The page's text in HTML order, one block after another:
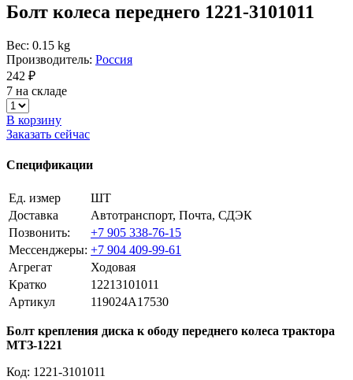
Болт колеса переднего 1221-3101011
Вес: 0.15 kg
Производитель: Россия
242 ₽
7 на складе
В корзину
Заказать сейчас
Спецификации
Ед. измер
ШТ
Доставка
Автотранспорт, Почта, СДЭК
Позвонить:
+7 905 338-76-15
Мессенджеры: +7 904 409-99-61
Агрегат
Ходовая
Кратко
12213101011
Артикул
119024A17530
Болт крепления диска к ободу переднего колеса трактора
МТЗ-1221
Код: 1221-3101011